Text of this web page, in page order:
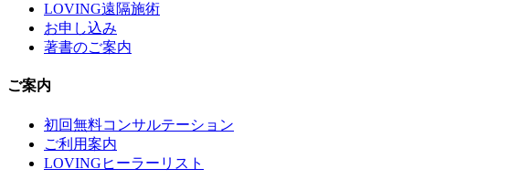
LOVING遠隔施術
お申し込み
著書のご案内
ご案内
初回無料コンサルテーション
ご利用案内
LOVINGヒーラーリスト